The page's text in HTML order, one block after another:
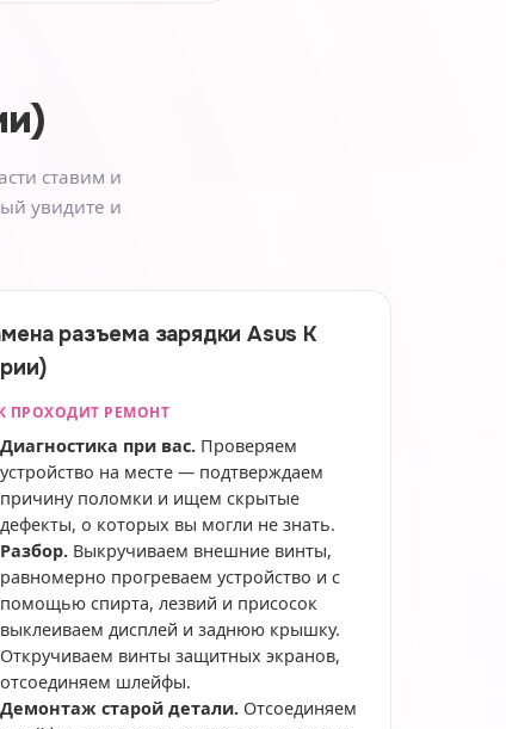
ставим и
увидите и
разъема зарядки Asus K
ПРОХОДИТ РЕМОНТ
Диагностика при вас.Проверяем
устройство на месте — подтверждаем
причину поломки и ищем скрытые
дефекты, о которых вы могли не знать.
Разбор.Выкручиваем внешние винты,
равномерно прогреваем устройство и с
помощью спирта, лезвий и присосок
выклеиваем дисплей и заднюю крышку.
Откручиваем винты защитных экранов,
отсоединяем шлейфы.
Демонтаж старой детали.Отсоединяем